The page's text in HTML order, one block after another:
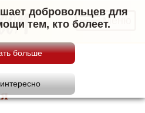
добровольцев для
тем, кто болеет.Меню